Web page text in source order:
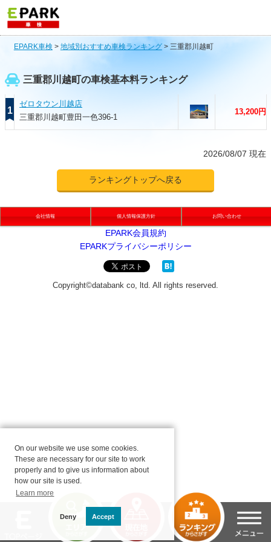
EPARK車検 > 地域別おすすめ車検ランキング> 三重郡川越町
三重郡川越町の車検基本料ランキング
1
ゼロタウン川越店
三重郡川越町豊田一色396-1
13,200円
2026/08/07 現在
ランキングトップへ戻る
会社情報 個人情報保護方針 お問い合わせ
On our website we use some cookies.
These are necessary for our site to work
properly and to give us information about
how our site is used.
Learn more
Deny Accept